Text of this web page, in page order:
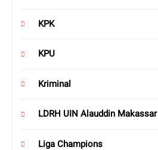
KPK
KPU
Kriminal
LDRH UIN Alauddin Makassar
Liga Champions